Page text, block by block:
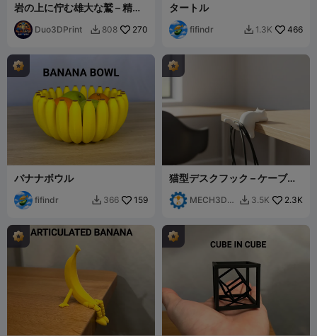
岩の上に佇む雄大な鷲 – 精密
な装飾彫像
Duo3DPrint  808 270
タートル
fifindr  1.3K 466
バナナボウル
fifindr  366 159
猫型デスクフック – ケーブル
オーガナイザー
MECH3D
 3.5K 2.3K